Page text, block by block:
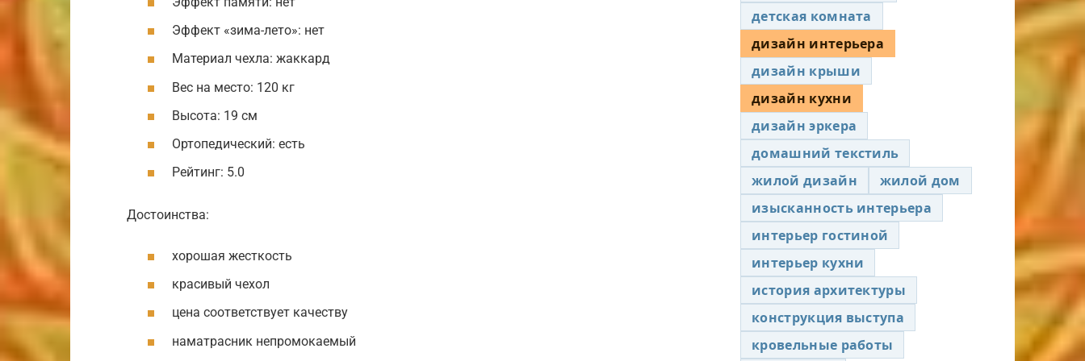
Эффект «зима-лето»: нет
Материал чехла: жаккард
Вес на место: 120 кг
Высота: 19 см
Ортопедический: есть
Рейтинг: 5.0
Достоинства:
хорошая жесткость
красивый чехол
цена соответствует качеству
наматрасник непромокаемый
детская комната
дизайн интерьера
дизайн крыши
дизайн кухни
дизайн эркера
домашний текстиль
жилой дизайн
жилой дом
изысканность интерьера
интерьер гостиной
интерьер кухни
история архитектуры
конструкция выступа
кровельные работы